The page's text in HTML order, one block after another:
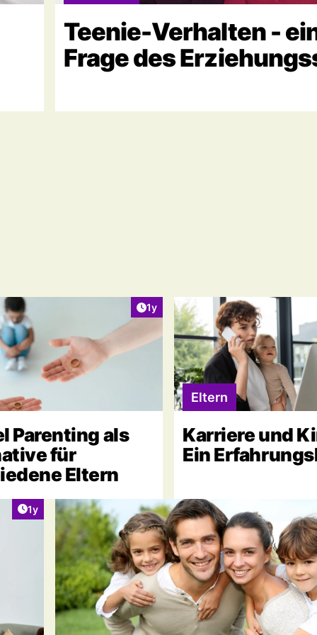
Teenie-Verhalten -
Frage des
Artikel veröffentlicht:
1y
Parenting als
für
Eltern
Eltern
Karriere und
Ein
Artikel veröffentlicht:
1y